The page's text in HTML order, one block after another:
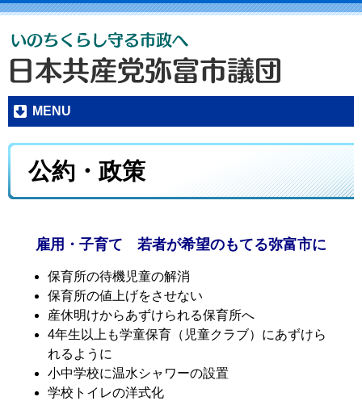
MENU
公約・政策
雇用・子育て 若者が希望のもてる弥富市に
保育所の待機児童の解消
保育所の値上げをさせない
産休明けからあずけられる保育所へ
4年生以上も学童保育（児童クラブ）にあずけら
れるように
小中学校に温水シャワーの設置
学校トイレの洋式化